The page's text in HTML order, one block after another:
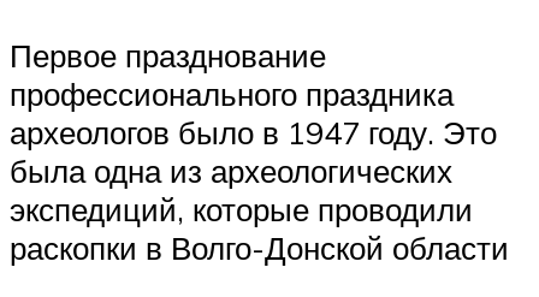
Первое празднование
профессионального праздника
археологов было в 1947 году. Это
была одна из археологических
экспедиций, которые проводили
раскопки в Волго-Донской области